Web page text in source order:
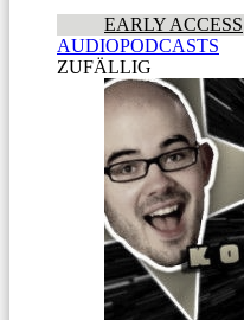
EARLY ACCESS
AUDIOPODCASTS
ZUFÄLLIG